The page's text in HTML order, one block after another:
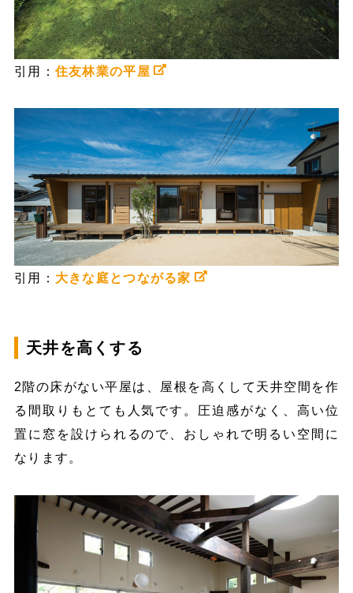
引用： 住友林業の平屋
引用： 大きな庭とつながる家
天井を高くする
2階の床がない平屋は、屋根を高くして天井空間を作
る間取りもとても人気です。圧迫感がなく、高い位
置に窓を設けられるので、おしゃれで明るい空間に
なります。